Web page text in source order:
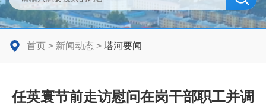
首页 > 新闻动态 > 塔河要闻
任英寰节前走访慰问在岗干部职工并调